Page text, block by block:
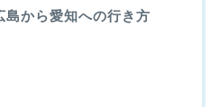
島から愛知への行き方